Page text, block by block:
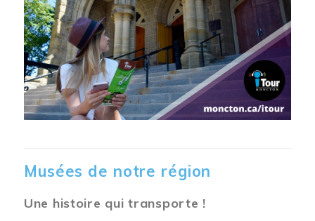
Musées de notre région
Une histoire qui transporte !